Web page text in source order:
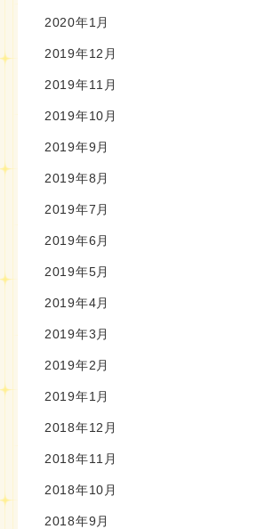
2020年1月
2019年12月
2019年11月
2019年10月
2019年9月
2019年8月
2019年7月
2019年6月
2019年5月
2019年4月
2019年3月
2019年2月
2019年1月
2018年12月
2018年11月
2018年10月
2018年9月